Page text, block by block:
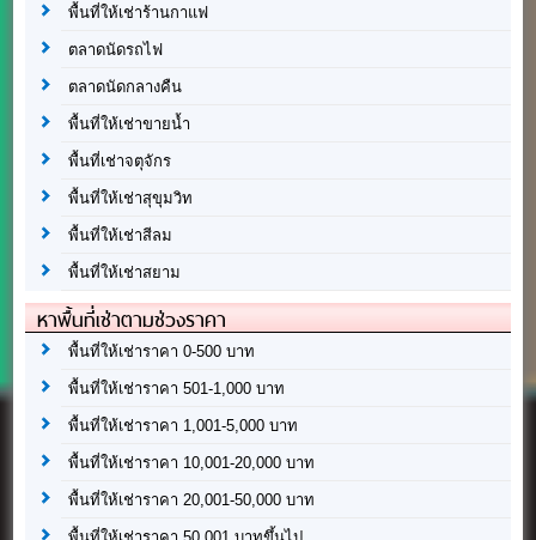
พื้นที่ให้เช่าร้านกาแฟ
ตลาดนัดรถไฟ
ตลาดนัดกลางคืน
พื้นที่ให้เช่าขายน้ำ
พื้นที่เช่าจตุจักร
พื้นที่ให้เช่าสุขุมวิท
พื้นที่ให้เช่าสีลม
พื้นที่ให้เช่าสยาม
หาพื้นที่เช่าตามช่วงราคา
พื้นที่ให้เช่าราคา 0-500 บาท
พื้นที่ให้เช่าราคา 501-1,000 บาท
พื้นที่ให้เช่าราคา 1,001-5,000 บาท
พื้นที่ให้เช่าราคา 10,001-20,000 บาท
พื้นที่ให้เช่าราคา 20,001-50,000 บาท